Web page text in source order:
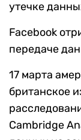
утечке
Facebook
передаче
17 марта
британское
Cambridge